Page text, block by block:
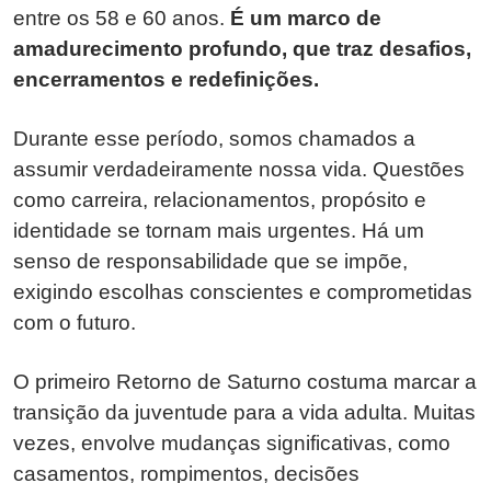
entre os 58 e 60 anos. É um marco de
amadurecimento profundo, que traz desafios,
encerramentos e redefinições.
Durante esse período, somos chamados a
assumir verdadeiramente nossa vida. Questões
como carreira, relacionamentos, propósito e
identidade se tornam mais urgentes. Há um
senso de responsabilidade que se impõe,
exigindo escolhas conscientes e comprometidas
com o futuro.
O primeiro Retorno de Saturno costuma marcar a
transição da juventude para a vida adulta. Muitas
vezes, envolve mudanças significativas, como
casamentos, rompimentos, decisões